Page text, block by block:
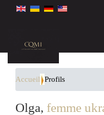
Accueil Profils
Olga, femme